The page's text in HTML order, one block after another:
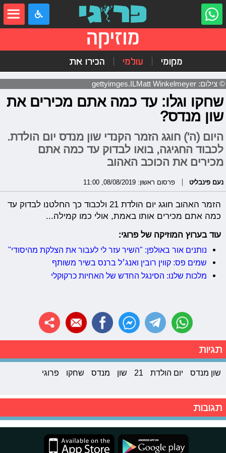
מוזיקה
מקומי עולמי הכירו את
© צילום: gettyimges.ILMatt Winkelmeyer
שחקו וגלו: עד כמה אתם מכירים את
שון מנדס?
היום (ה') חוגג הזמר הקנדי שון מנדס יום הולדת.
לכבוד החגיגה, בואו לבדוק עד כמה אתם
מכירים את הכוכב האהוב
נעם פינבליט פרסום ראשון: 08/08/2019, 11:00
הזמר האהוב חוגג יום הולדת 21 ולכבוד כך החלטנו לבדוק עד
כמה אתם מכירים אותו באמת, אולי כמו קמילה...
עוד בערוץ המוזיקה של פרוגי:
נותנים אור באולפן: "השיר עזר לי לעבור את הצלקת מהיסודי"
שמים פס: קווין רובין ואנג׳ל ברנס בשיר משותף
מלכות שלנו: הסינגל החדש של האחיות כרקוקלי
תגיות
שון מנדס יום הולדת 21 שון מנדס שחקו פרוגי
תגובות